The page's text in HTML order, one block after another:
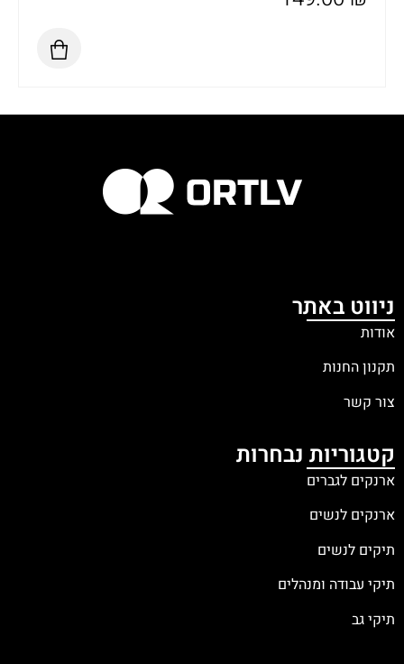
ניווט באתר
אודות
תקנון החנות
צור קשר
קטגוריות נבחרות
ארנקים לגברים
ארנקים לנשים
תיקים לנשים
תיקי עבודה ומנהלים
תיקי גב